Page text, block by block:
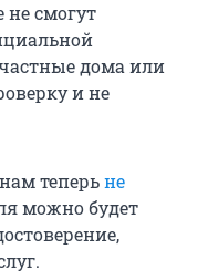
не смогут
дома или
и не
теперьне
можно будет